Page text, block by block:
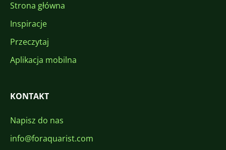
Strona główna
Inspiracje
Przeczytaj
Aplikacja mobilna
KONTAKT
Napisz do nas
info@foraquarist.com